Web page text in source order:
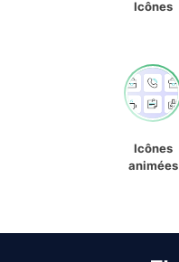
Icônes
Icônes
animées